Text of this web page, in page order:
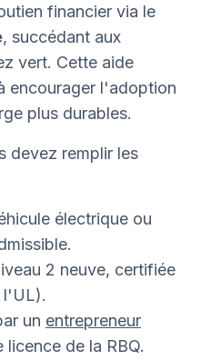
financier via le
, succédant aux
vert. Cette aide
encourager l'adoption
plus durables.
devez remplir les
électrique ou
2 neuve, certifiée
l'UL).
un entrepreneur
licence de la RBQ.